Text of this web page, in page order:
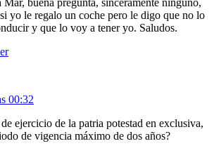
Mar, buena pregunta, sinceramente ninguno,
yo le regalo un coche pero le digo que no lo
y que lo voy a tener yo. Saludos.
00:32
ejercicio de la patria potestad en exclusiva,
de vigencia máximo de dos años?